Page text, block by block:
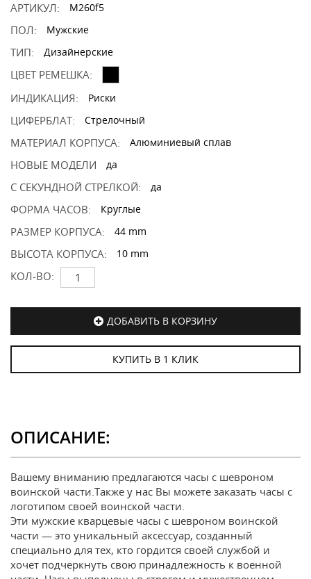
АРТИКУЛ: M260f5
ПОЛ: Мужские
ТИП: Дизайнерские
ЦВЕТ РЕМЕШКА:
ИНДИКАЦИЯ:
Риски
ЦИФЕРБЛАТ: Стрелочный
МАТЕРИАЛ КОРПУСА: Алюминиевый сплав
НОВЫЕ МОДЕЛИ да
С СЕКУНДНОЙ СТРЕЛКОЙ: да
ФОРМА ЧАСОВ: Круглые
РАЗМЕР КОРПУСА: 44 mm
ВЫСОТА КОРПУСА: 10 mm
КОЛ-ВО:
ДОБАВИТЬ В КОРЗИНУ
КУПИТЬ В 1 КЛИК
ОПИСАНИЕ:
Вашему вниманию предлагаются часы с шевроном
воинской части.Также у нас Вы можете заказать часы с
логотипом своей воинской части.
Эти мужские кварцевые часы с шевроном воинской
части — это уникальный аксессуар, созданный
специально для тех, кто гордится своей службой и
хочет подчеркнуть свою принадлежность к военной